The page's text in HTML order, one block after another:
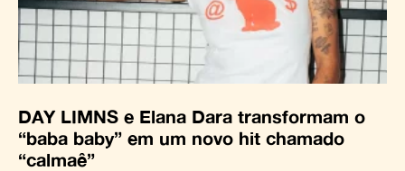
DAY LIMNS e Elana Dara transformam o
“baba baby” em um novo hit chamado
“calmaê”